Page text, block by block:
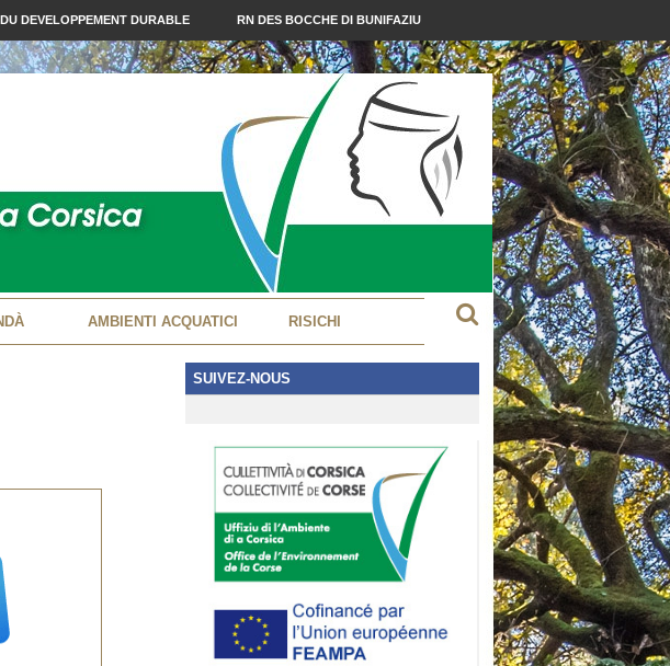
DEVELOPPEMENT DURABLE RN DES BOCCHE DI BUNIFAZIU
AMBIENTI ACQUATICI RISICHI
SUIVEZ-NOUS